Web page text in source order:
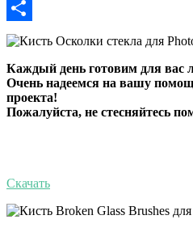
Telegram
Отправить
Каждый день готовим для вас
Очень надеемся на вашу
проекта!
Пожалуйста, не стесняйтесь
Скачать